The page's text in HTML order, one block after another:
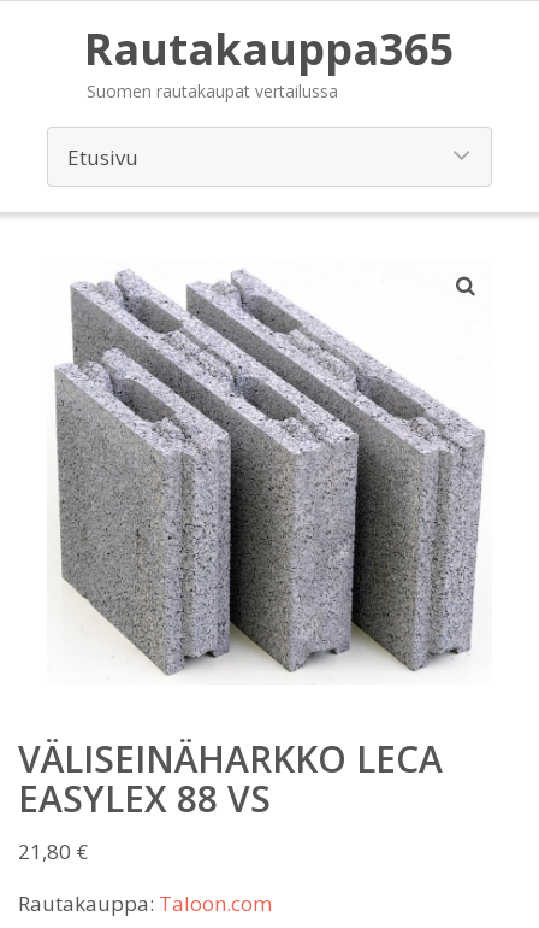
Rautakauppa365
Suomen rautakaupat vertailussa
VÄLISEINÄHARKKO LECA
EASYLEX 88 VS
21,80 €
Rautakauppa: Taloon.com